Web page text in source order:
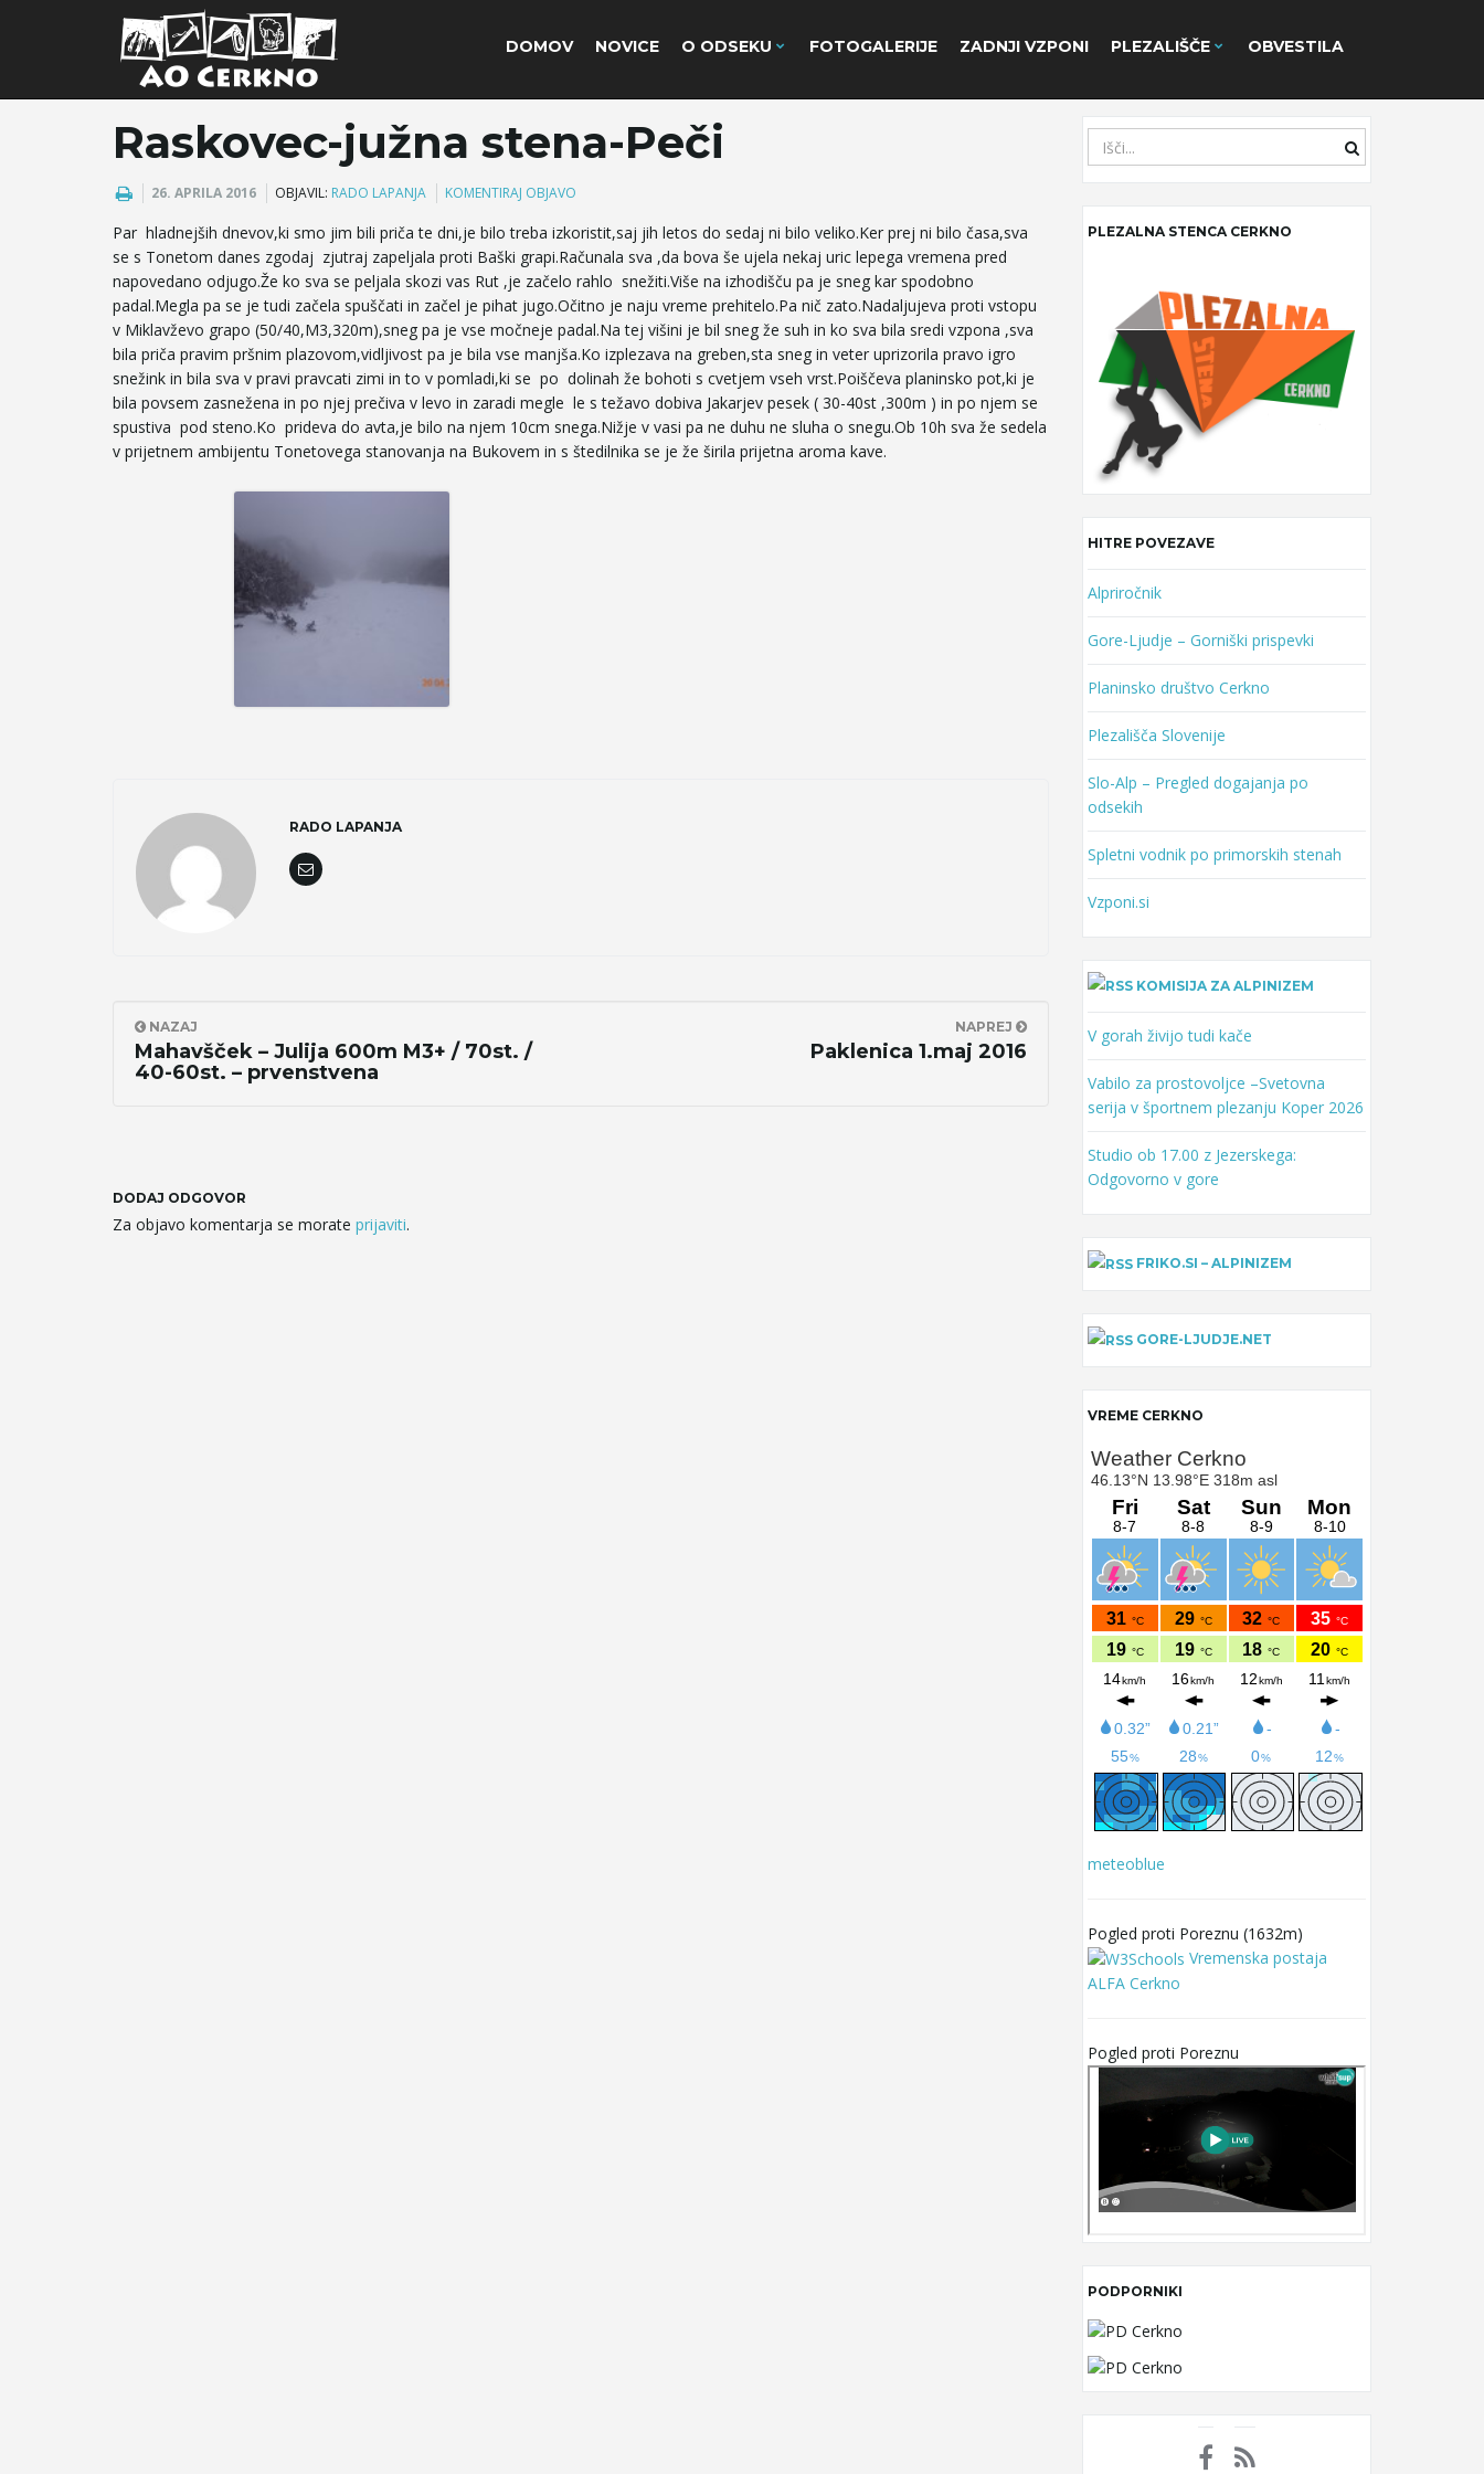
DOMOV NOVICE O ODSEKU FOTOGALERIJE ZADNJI VZPONI PLEZALIŠČE OBVESTILA
Raskovec-južna stena-Peči
26. APRILA 2016 OBJAVIL: RADO LAPANJA KOMENTIRAJ OBJAVO
Par hladnejših dnevov,ki smo jim bili priča te dni,je bilo treba izkoristit,saj jih letos do sedaj ni bilo veliko.Ker prej ni bilo časa,sva
se s Tonetom danes zgodaj zjutraj zapeljala proti Baški grapi.Računala sva ,da bova še ujela nekaj uric lepega vremena pred
napovedano odjugo.Že ko sva se peljala skozi vas Rut ,je začelo rahlo snežiti.Više na izhodišču pa je sneg kar spodobno
padal.Megla pa se je tudi začela spuščati in začel je pihat jugo.Očitno je naju vreme prehitelo.Pa nič zato.Nadaljujeva proti vstopu
v Miklavževo grapo (50/40,M3,320m),sneg pa je vse močneje padal.Na tej višini je bil sneg že suh in ko sva bila sredi vzpona ,sva
bila priča pravim pršnim plazovom,vidljivost pa je bila vse manjša.Ko izplezava na greben,sta sneg in veter uprizorila pravo igro
snežink in bila sva v pravi pravcati zimi in to v pomladi,ki se po dolinah že bohoti s cvetjem vseh vrst.Poiščeva planinsko pot,ki je
bila povsem zasnežena in po njej prečiva v levo in zaradi megle le s težavo dobiva Jakarjev pesek ( 30-40st ,300m ) in po njem se
spustiva pod steno.Ko prideva do avta,je bilo na njem 10cm snega.Nižje v vasi pa ne duhu ne sluha o snegu.Ob 10h sva že sedela
v prijetnem ambijentu Tonetovega stanovanja na Bukovem in s štedilnika se je že širila prijetna aroma kave.
RADO LAPANJA
NAZAJ
Mahavšček – Julija 600m M3+ / 70st. /
40-60st. – prvenstvena
NAPREJ
Paklenica 1.maj 2016
DODAJ ODGOVOR
Za objavo komentarja se morate prijaviti.
e
a
r
c
PLEZALNA STENCA CERKNO
HITRE POVEZAVE
Alpriročnik
Gore-Ljudje – Gorniški prispevki
Planinsko društvo Cerkno
Plezališča Slovenije
Slo-Alp – Pregled dogajanja po
odsekih
Spletni vodnik po primorskih stenah
Vzponi.si
KOMISIJA ZA ALPINIZEM
V gorah živijo tudi kače
Vabilo za prostovoljce –Svetovna
serija v športnem plezanju Koper 2026
Studio ob 17.00 z Jezerskega:
Odgovorno v gore
FRIKO.SI – ALPINIZEM
GORE-LJUDJE.NET
VREME CERKNO
meteoblue
Pogled proti Poreznu (1632m)
Vremenska postaja
ALFA Cerkno
Pogled proti Poreznu
PODPORNIKI